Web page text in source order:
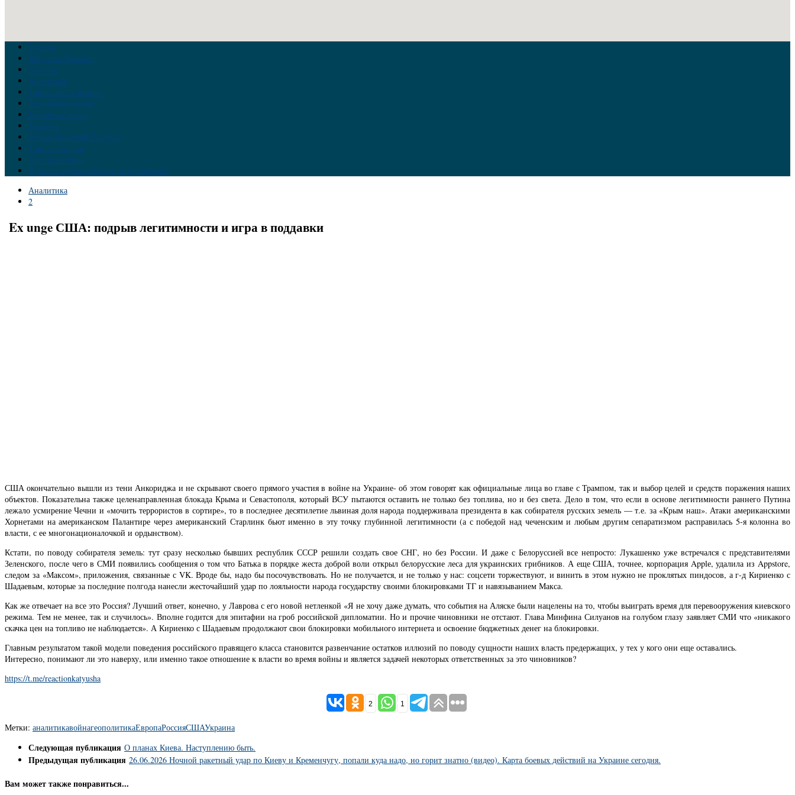
Главная
Война на Украине
Новости
Аналитика
Тайны Геополитики
Российские элиты
Теория заговора
Украина
Новый Мировой Порядок
Тайны истории
Обратная связь
Правила комментирования материалов
Аналитика
2
Ex unge США: подрыв легитимности и игра в поддавки
США окончательно вышли из тени Анкориджа и не скрывают своего прямого участия в войне на Украине- об этом говорят как официальные лица во главе с Трампом, так и выбор целей и средств поражения наших
объектов. Показательна также целенаправленная блокада Крыма и Севастополя, который ВСУ пытаются оставить не только без топлива, но и без света. Дело в том, что если в основе легитимности раннего Путина
лежало усмирение Чечни и «мочить террористов в сортире», то в последнее десятилетие львиная доля народа поддерживала президента в как собирателя русских земель — т.е. за «Крым наш». Атаки американскими
Хорнетами на американском Палантире через американский Старлинк бьют именно в эту точку глубинной легитимности (а с победой над чеченским и любым другим сепаратизмом расправилась 5-я колонна во
власти, с ее многонационалочкой и ордынством).
Кстати, по поводу собирателя земель: тут сразу несколько бывших республик СССР решили создать свое СНГ, но без России. И даже с Белоруссией все непросто: Лукашенко уже встречался с представителями
Зеленского, после чего в СМИ появились сообщения о том что Батька в порядке жеста доброй воли открыл белорусские леса для украинских грибников. А еще США, точнее, корпорация Applе, удалила из Appstore,
следом за «Максом», приложения, связанные с VK. Вроде бы, надо бы посочувствовать. Но не получается, и не только у нас: соцсети торжествуют, и винить в этом нужно не проклятых пиндосов, а г-д Кириенко с
Шадаевым, которые за последние полгода нанесли жесточайший удар по лояльности народа государству своими блокировками ТГ и навязыванием Макса.
Как же отвечает на все это Россия? Лучший ответ, конечно, у Лаврова с его новой нетленкой «Я не хочу даже думать, что события на Аляске были нацелены на то, чтобы выиграть время для перевооружения киевского
режима. Тем не менее, так и случилось». Вполне годится для эпитафии на гроб российской дипломатии. Но и прочие чиновники не отстают. Глава Минфина Силуанов на голубом глазу заявляет СМИ что «никакого
скачка цен на топливо не наблюдается». А Кириенко с Шадаевым продолжают свои блокировки мобильного интернета и освоение бюджетных денег на блокировки.
Главным результатом такой модели поведения российского правящего класса становится развенчание остатков иллюзий по поводу сущности наших власть предержащих, у тех у кого они еще оставались.
Интересно, понимают ли это наверху, или именно такое отношение к власти во время войны и является задачей некоторых ответственных за это чиновников?
https://t.me/reactionkatyusha
2 1
Метки: аналитикавойнагеополитикаЕвропаРоссияСШАУкраина
Следующая публикация О планах Киева. Наступлению быть.
Предыдущая публикация 26.06.2026 Ночной ракетный удар по Киеву и Кременчугу, попали куда надо, но горит знатно (видео). Карта боевых действий на Украине сегодня.
Вам может также понравиться...